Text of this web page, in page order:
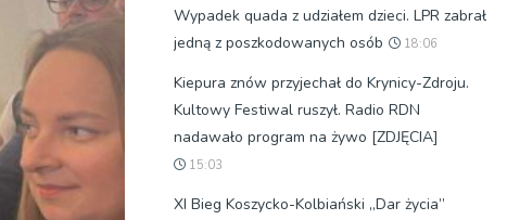
Wypadek quada z udziałem dzieci. LPR zabrał
jedną z poszkodowanych osób
18:06
Kiepura znów przyjechał do Krynicy-Zdroju.
Kultowy Festiwal ruszył. Radio RDN
nadawało program na żywo [ZDJĘCIA]
15:03
XI Bieg Koszycko-Kolbiański „Dar życia”